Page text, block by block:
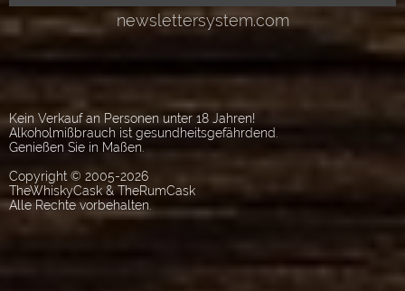
Kein Verkauf an Personen unter 18 Jahren!
Alkoholmißbrauch ist gesundheitsgefährdend.
Genießen Sie in Maßen.
Copyright © 2005-2026
TheWhiskyCask & TheRumCask
Alle Rechte vorbehalten.